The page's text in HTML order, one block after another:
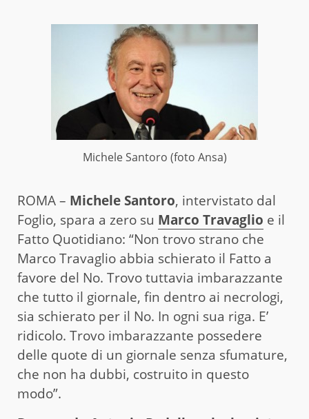
Michele Santoro (foto Ansa)
ROMA – Michele Santoro, intervistato dal
Foglio, spara a zero su Marco Travaglio e il
Fatto Quotidiano: “Non trovo strano che
Marco Travaglio abbia schierato il Fatto a
favore del No. Trovo tuttavia imbarazzante
che tutto il giornale, fin dentro ai necrologi,
sia schierato per il No. In ogni sua riga. E’
ridicolo. Trovo imbarazzante possedere
delle quote di un giornale senza sfumature,
che non ha dubbi, costruito in questo
modo”.